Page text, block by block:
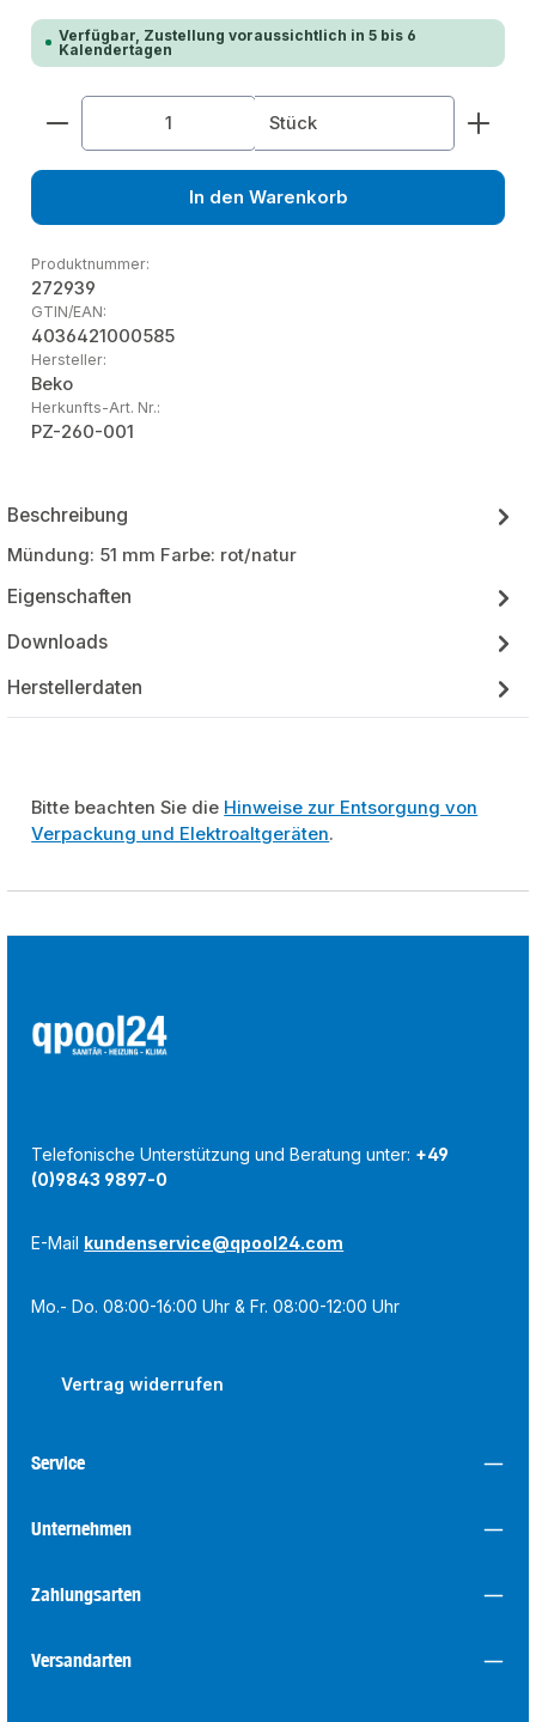
Verfügbar, Zustellung voraussichtlich in 5 bis 6
Kalendertagen
Produkt Anzahl: Gib den gewünschten Wert
Stück
In den Warenkorb
Produktnummer:
272939
GTIN/EAN:
4036421000585
Hersteller:
Beko
Herkunfts-Art. Nr.:
PZ-260-001
Beschreibung
Mündung: 51 mm Farbe: rot/natur
Eigenschaften
Downloads
Herstellerdaten
Bitte beachten Sie die Hinweise zur Entsorgung von
Verpackung und Elektroaltgeräten.
Telefonische Unterstützung und Beratung unter: +49
(0)9843 9897-0
E-Mail kundenservice@qpool24.com
Mo.- Do. 08:00-16:00 Uhr & Fr. 08:00-12:00 Uhr
Vertrag widerrufen
Service
Unternehmen
Zahlungsarten
Versandarten